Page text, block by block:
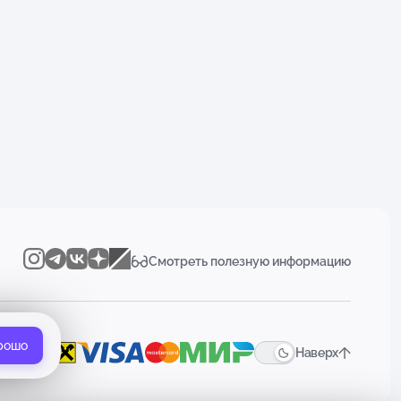
Смотреть полезную информацию
Наверх